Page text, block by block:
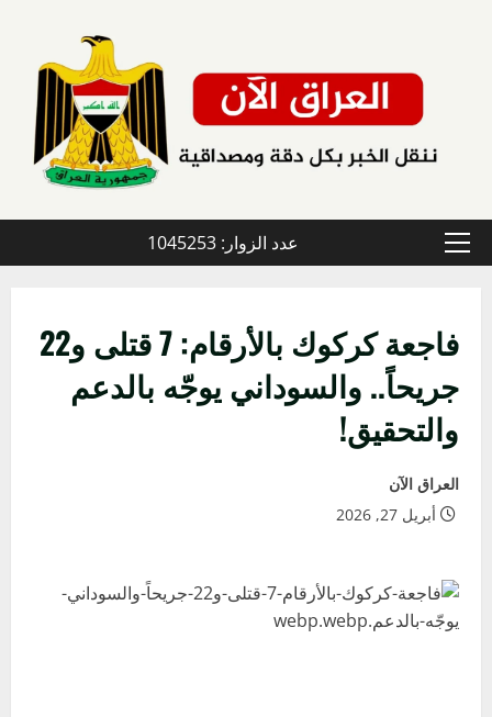
القائمة
عدد الزوار: 1045253
فاجعة كركوك بالأرقام: 7 قتلى و22
جريحاً.. والسوداني يوجّه بالدعم
والتحقيق!
العراق الآن
أبريل 27, 2026